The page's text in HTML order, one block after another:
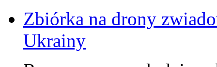
Zbiórka na drony
Ukrainy